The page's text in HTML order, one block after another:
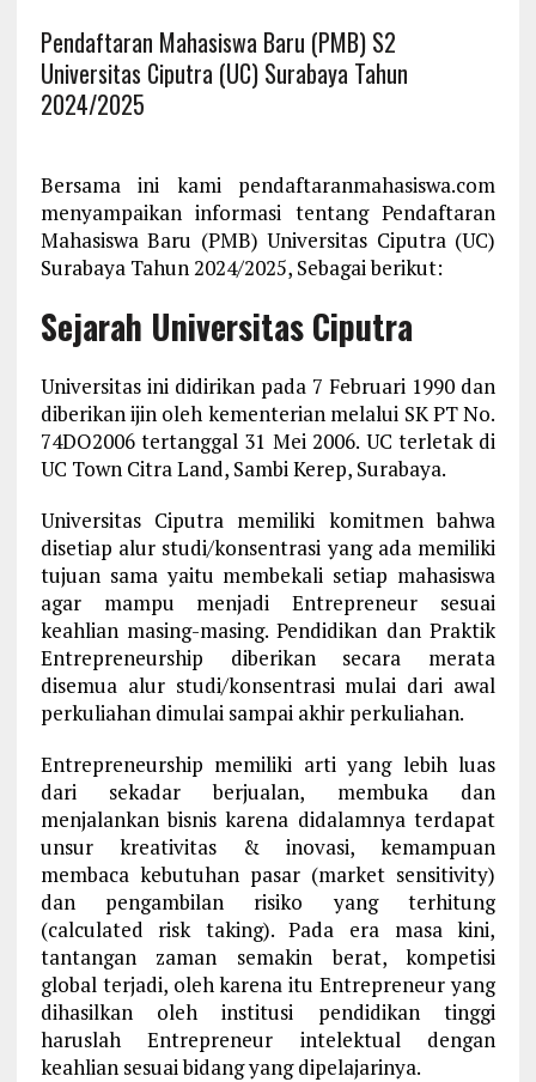
Pendaftaran Mahasiswa Baru (PMB) S2
Universitas Ciputra (UC) Surabaya Tahun
2024/2025
Bersama ini kami pendaftaranmahasiswa.com
menyampaikan informasi tentang Pendaftaran
Mahasiswa Baru (PMB) Universitas Ciputra (UC)
Surabaya Tahun 2024/2025, Sebagai berikut:
Sejarah Universitas Ciputra
Universitas ini didirikan pada 7 Februari 1990 dan
diberikan ijin oleh kementerian melalui SK PT No.
74DO2006 tertanggal 31 Mei 2006. UC terletak di
UC Town Citra Land, Sambi Kerep, Surabaya.
Universitas Ciputra memiliki komitmen bahwa
disetiap alur studi/konsentrasi yang ada memiliki
tujuan sama yaitu membekali setiap mahasiswa
agar mampu menjadi Entrepreneur sesuai
keahlian masing-masing. Pendidikan dan Praktik
Entrepreneurship diberikan secara merata
disemua alur studi/konsentrasi mulai dari awal
perkuliahan dimulai sampai akhir perkuliahan.
Entrepreneurship memiliki arti yang lebih luas
dari sekadar berjualan, membuka dan
menjalankan bisnis karena didalamnya terdapat
unsur kreativitas & inovasi, kemampuan
membaca kebutuhan pasar (market sensitivity)
dan pengambilan risiko yang terhitung
(calculated risk taking). Pada era masa kini,
tantangan zaman semakin berat, kompetisi
global terjadi, oleh karena itu Entrepreneur yang
dihasilkan oleh institusi pendidikan tinggi
haruslah Entrepreneur intelektual dengan
keahlian sesuai bidang yang dipelajarinya.